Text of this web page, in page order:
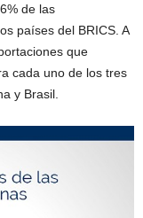
de las
países del BRICS. A
que
cada uno de los tres
y Brasil.